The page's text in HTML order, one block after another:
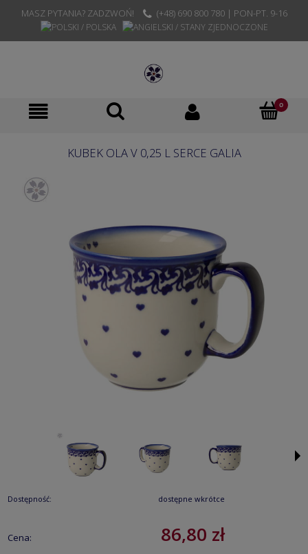
MASZ PYTANIA? ZADZWOŃ! (+48) 690 800 780 | PON-PT. 9-16
KUBEK OLA V 0,25 L SERCE GALIA
Dostępność: dostępne wkrótce
Cena: 86,80 zł